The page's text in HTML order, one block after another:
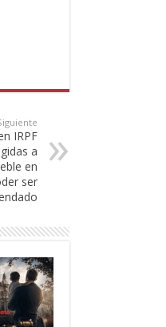
IRPF
a
en
ser